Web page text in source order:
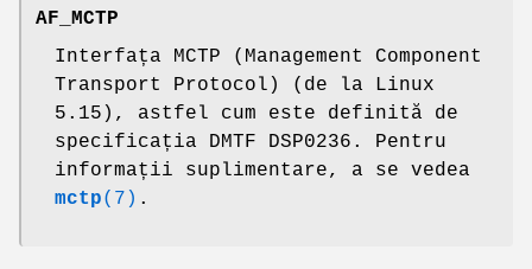
AF_MCTP
Interfața MCTP (Management Component
Transport Protocol) (de la Linux
5.15), astfel cum este definită de
specificația DMTF DSP0236. Pentru
informații suplimentare, a se vedea
mctp(7) .